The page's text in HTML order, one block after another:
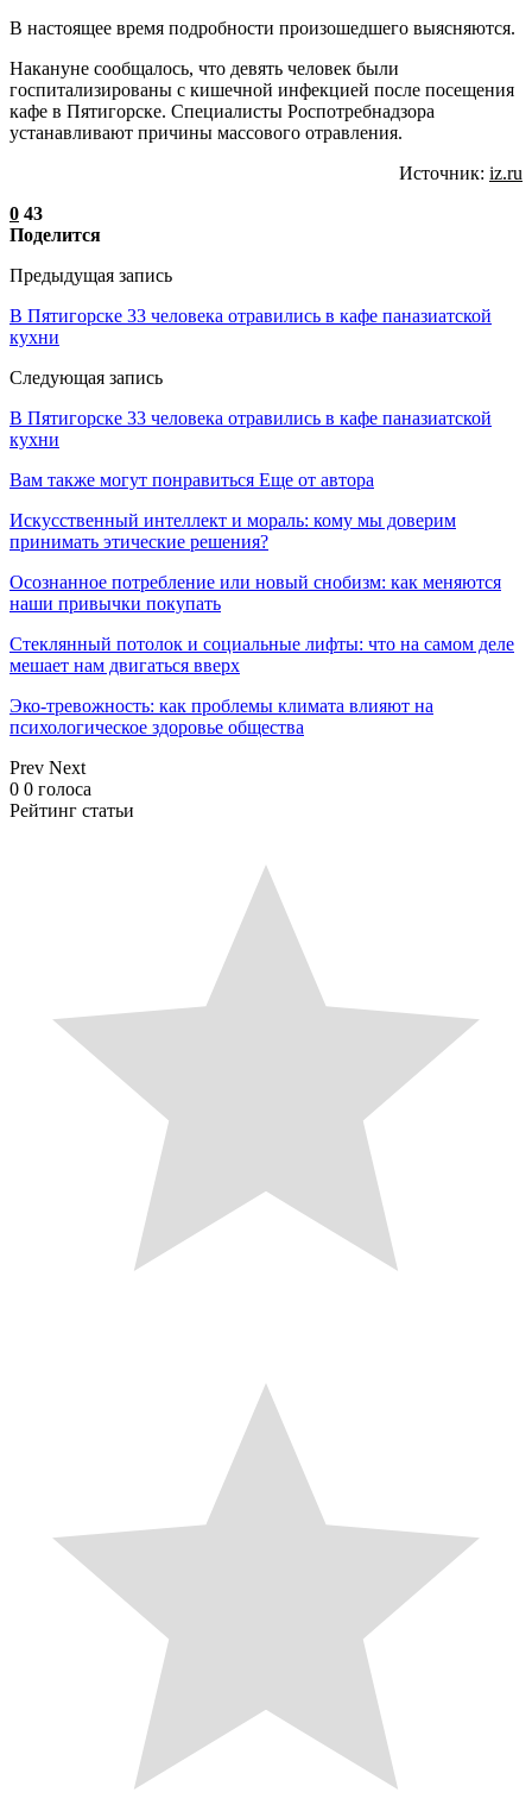
В настоящее время подробности произошедшего выясняются.
Накануне сообщалось, что девять человек были
госпитализированы с кишечной инфекцией после посещения
кафе в Пятигорске. Специалисты Роспотребнадзора
устанавливают причины массового отравления.
Источник: iz.ru
0 43
Поделится
Предыдущая запись
В Пятигорске 33 человека отравились в кафе паназиатской
кухни
Следующая запись
В Пятигорске 33 человека отравились в кафе паназиатской
кухни
Вам также могут понравиться Еще от автора
Искусственный интеллект и мораль: кому мы доверим
принимать этические решения?
Осознанное потребление или новый снобизм: как меняются
наши привычки покупать
Стеклянный потолок и социальные лифты: что на самом деле
мешает нам двигаться вверх
Эко-тревожность: как проблемы климата влияют на
психологическое здоровье общества
Prev Next
0 0 голоса
Рейтинг статьи